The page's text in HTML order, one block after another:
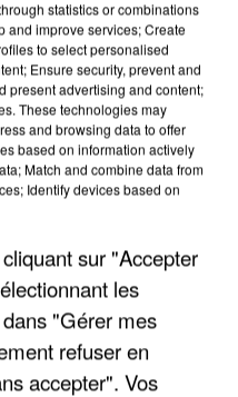
Voir plus
DES
TRAC"
statistics or combinations
and improve services; Create
to select personalised
Ensure security, prevent and
present advertising and content;
These technologies may
and browsing data to offer
based on information actively
Match and combine data from
Identify devices based on
sur "Accepter
les
"Gérer mes
refuser en
accepter". Vos